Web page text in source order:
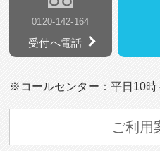
0120-142-164
受付へ電話
※コールセンター：平日10時
ご利用